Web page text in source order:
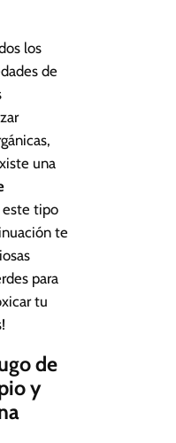
los
de
una
este tipo
te
para
tu
de
y